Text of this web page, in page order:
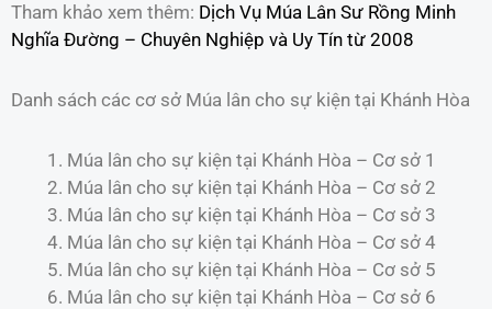
Tham khảo xem thêm: Dịch Vụ Múa Lân Sư Rồng Minh
Nghĩa Đường – Chuyên Nghiệp và Uy Tín từ 2008
Danh sách các cơ sở Múa lân cho sự kiện tại Khánh Hòa
Múa lân cho sự kiện tại Khánh Hòa – Cơ sở 1
Múa lân cho sự kiện tại Khánh Hòa – Cơ sở 2
Múa lân cho sự kiện tại Khánh Hòa – Cơ sở 3
Múa lân cho sự kiện tại Khánh Hòa – Cơ sở 4
Múa lân cho sự kiện tại Khánh Hòa – Cơ sở 5
Múa lân cho sự kiện tại Khánh Hòa – Cơ sở 6